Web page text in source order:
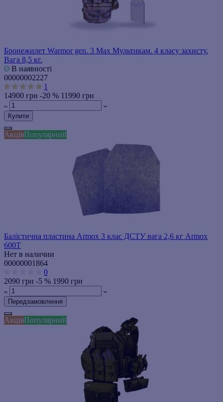
Бронежилет Warmor gen. 3 Max Мультикам. 4 класу захисту.
Вага 8,5 кг.
В наявності
00000002227
1
14900 грн -20 % 11990 грн
Купити
АкціяПопулярний
Балістична пластина Armox 3 клас ДСТУ вага 2,6 кг Armox
600T
Нет в наличии
00000001864
0
2090 грн -5 % 1990 грн
Передзамовлення
АкціяПопулярний